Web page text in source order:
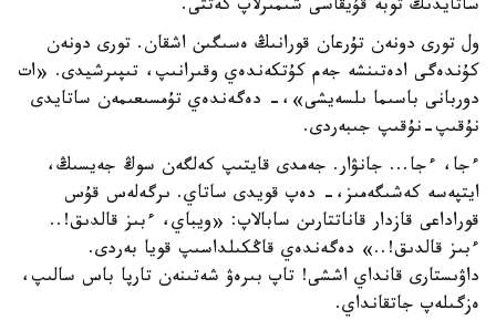
ساتايدىڭ توبە قۇيقاسى شىمىرلاپ كەتتى.
ول تورى دونەن تۇرعان قورانىڭ ەسىگىن اشقان. تورى دونەن
كۇندەگى ادەتىنشە جەم كۇتكەندەي وقىرانىپ، تىپىرشيدى. «ات
دوربانى باسىما ىلسەيشى»،- دەگەندەي تۇمسىعىمەن ساتايدى
نۇقىپ-نۇقىپ جىبەردى.
ءجا، ءجا... جانۋار. جەمدى قايتىپ كەلگەن سوڭ جەيسىڭ،
ايتپەسە كەشىگەمىز،- دەپ قويدى ساتاي. ىرگەلەس قۇس
قوراداعى قازدار قاناتتارىن سابالاپ: «ويباي، ءبىز قالدىق!..
ءبىز قالدىق!..» دەگەندەي قاڭكىلداسىپ قويا بەردى.
داۋىستارى قانداي اششى! تاپ بىرەۋ شەتىنەن تارپا باس سالىپ،
ەزگىلەپ جاتقانداي.